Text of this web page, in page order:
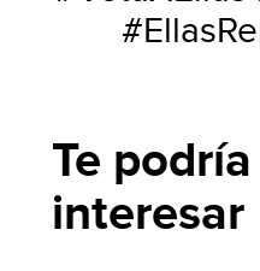
Te podría
interesar